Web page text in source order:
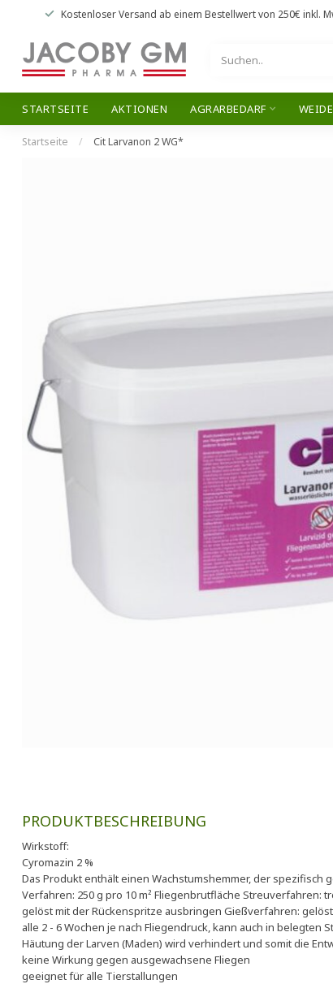
Kostenloser Versand ab einem Bestellwert von 250€ inkl.
STARTSEITE AKTIONEN AGRARBEDARF
Startseite / Cit Larvanon 2 WG*
PRODUKTBESCHREIBUNG
Wirkstoff:
Cyromazin 2 %
Das Produkt enthält einen Wachstumshemmer, der spezifisch
Verfahren: 250 g pro 10 m² Fliegenbrutfläche
gelöst mit der Rückenspritze ausbringen Gießverfahren:
alle 2 - 6 Wochen je nach Fliegendruck, kann auch in belegten
Häutung der Larven (Maden) wird verhindert und somit die
keine Wirkung gegen ausgewachsene Fliegen
geeignet für alle Tierstallungen